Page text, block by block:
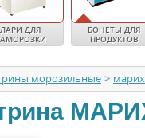
ЛАРИ ДЛЯ
БОНЕТЫ ДЛЯ
ПРОДУКТОВ
морозильные >